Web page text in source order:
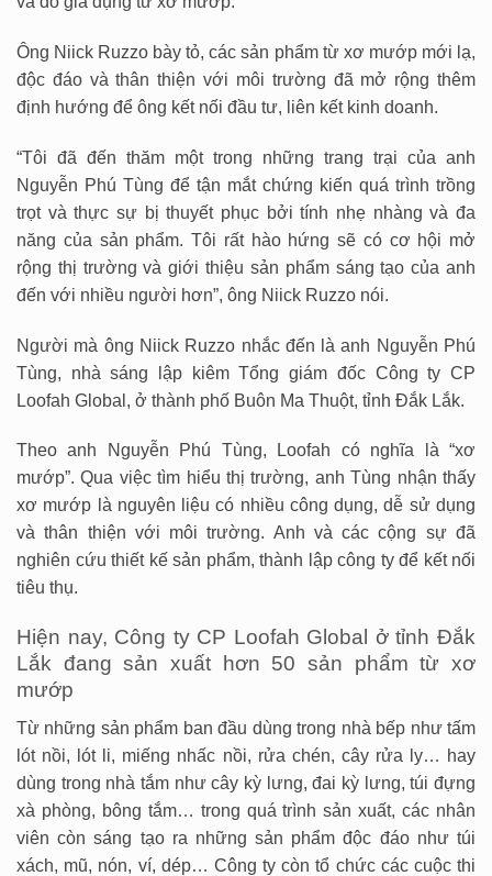
Ông Niick Ruzzo bày tỏ, các sản phẩm từ xơ mướp mới lạ,
độc đáo và thân thiện với môi trường đã mở rộng thêm
định hướng để ông kết nối đầu tư, liên kết kinh doanh.
“Tôi đã đến thăm một trong những trang trại của anh
Nguyễn Phú Tùng để tận mắt chứng kiến quá trình trồng
trọt và thực sự bị thuyết phục bởi tính nhẹ nhàng và đa
năng của sản phẩm. Tôi rất hào hứng sẽ có cơ hội mở
rộng thị trường và giới thiệu sản phẩm sáng tạo của anh
đến với nhiều người hơn”, ông Niick Ruzzo nói.
Người mà ông Niick Ruzzo nhắc đến là anh Nguyễn Phú
Tùng, nhà sáng lập kiêm Tổng giám đốc Công ty CP
Loofah Global, ở thành phố Buôn Ma Thuột, tỉnh Đắk Lắk.
Theo anh Nguyễn Phú Tùng, Loofah có nghĩa là “xơ
mướp”. Qua việc tìm hiểu thị trường, anh Tùng nhận thấy
xơ mướp là nguyên liệu có nhiều công dụng, dễ sử dụng
và thân thiện với môi trường. Anh và các cộng sự đã
nghiên cứu thiết kế sản phẩm, thành lập công ty để kết nối
tiêu thụ.
Hiện nay, Công ty CP Loofah Global ở tỉnh Đắk
Lắk đang sản xuất hơn 50 sản phẩm từ xơ
mướp
Từ những sản phẩm ban đầu dùng trong nhà bếp như tấm
lót nồi, lót li, miếng nhấc nồi, rửa chén, cây rửa ly… hay
dùng trong nhà tắm như cây kỳ lưng, đai kỳ lưng, túi đựng
xà phòng, bông tắm… trong quá trình sản xuất, các nhân
viên còn sáng tạo ra những sản phẩm độc đáo như túi
xách, mũ, nón, ví, dép… Công ty còn tổ chức các cuộc thi